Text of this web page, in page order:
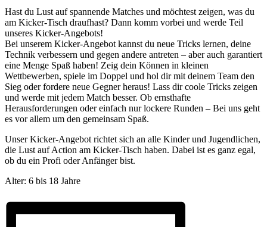
Hast du Lust auf spannende Matches und möchtest zeigen, was du
am Kicker-Tisch draufhast? Dann komm vorbei und werde Teil
unseres Kicker-Angebots!
Bei unserem Kicker-Angebot kannst du neue Tricks lernen, deine
Technik verbessern und gegen andere antreten – aber auch garantiert
eine Menge Spaß haben! Zeig dein Können in kleinen
Wettbewerben, spiele im Doppel und hol dir mit deinem Team den
Sieg oder fordere neue Gegner heraus! Lass dir coole Tricks zeigen
und werde mit jedem Match besser. Ob ernsthafte
Herausforderungen oder einfach nur lockere Runden – Bei uns geht
es vor allem um den gemeinsam Spaß.
Unser Kicker-Angebot richtet sich an alle Kinder und Jugendlichen,
die Lust auf Action am Kicker-Tisch haben. Dabei ist es ganz egal,
ob du ein Profi oder Anfänger bist.
Alter: 6 bis 18 Jahre